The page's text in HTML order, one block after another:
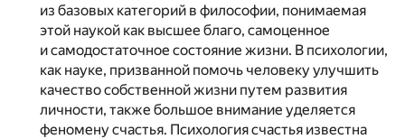
из базовых категорий в философии, понимаемая
этой наукой как высшее благо, самоценное
и самодостаточное состояние жизни. В психологии,
как науке, призванной помочь человеку улучшить
качество собственной жизни путем развития
личности, также большое внимание уделяется
феномену счастья. Психология счастья известна